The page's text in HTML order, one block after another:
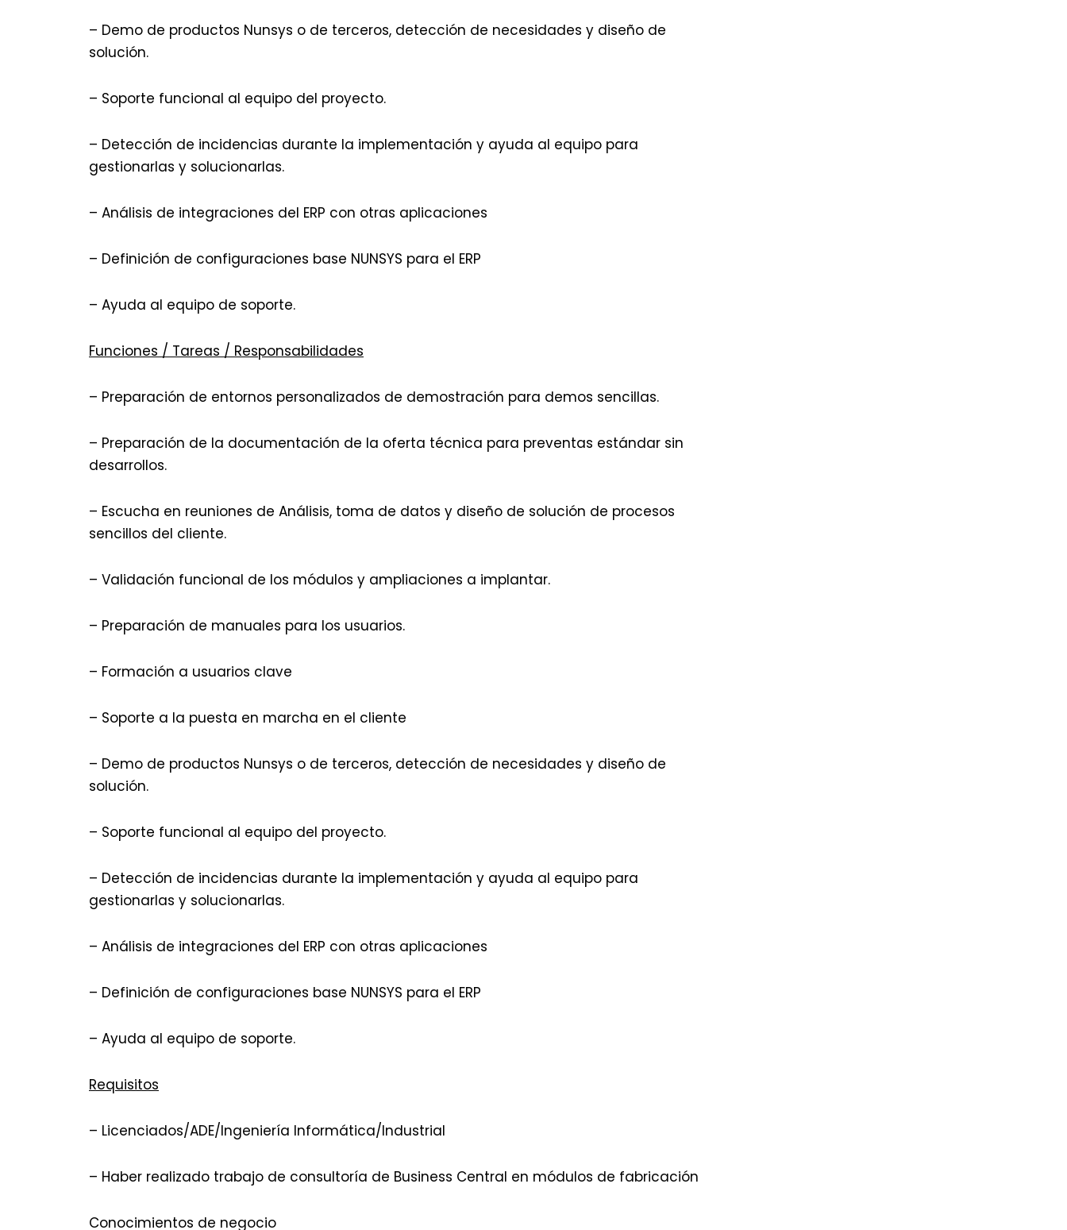
– Demo de productos Nunsys o de terceros, detección de necesidades y diseño de
solución.
– Soporte funcional al equipo del proyecto.
– Detección de incidencias durante la implementación y ayuda al equipo para
gestionarlas y solucionarlas.
– Análisis de integraciones del ERP con otras aplicaciones
– Definición de configuraciones base NUNSYS para el ERP
– Ayuda al equipo de soporte.
Funciones / Tareas / Responsabilidades
– Preparación de entornos personalizados de demostración para demos sencillas.
– Preparación de la documentación de la oferta técnica para preventas estándar sin
desarrollos.
– Escucha en reuniones de Análisis, toma de datos y diseño de solución de procesos
sencillos del cliente.
– Validación funcional de los módulos y ampliaciones a implantar.
– Preparación de manuales para los usuarios.
– Formación a usuarios clave
– Soporte a la puesta en marcha en el cliente
– Demo de productos Nunsys o de terceros, detección de necesidades y diseño de
solución.
– Soporte funcional al equipo del proyecto.
– Detección de incidencias durante la implementación y ayuda al equipo para
gestionarlas y solucionarlas.
– Análisis de integraciones del ERP con otras aplicaciones
– Definición de configuraciones base NUNSYS para el ERP
– Ayuda al equipo de soporte.
Requisitos
– Licenciados/ADE/Ingeniería Informática/Industrial
– Haber realizado trabajo de consultoría de Business Central en módulos de fabricación
Conocimientos de negocio